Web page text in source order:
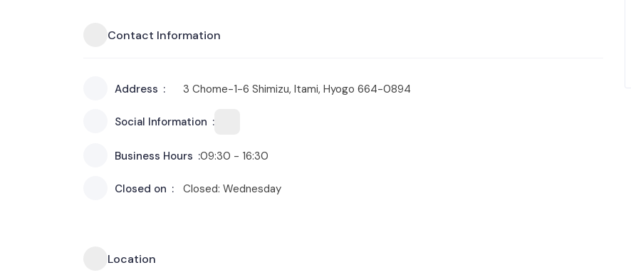
Contact Information
Address 3 Chome-1-6 Shimizu, Itami, Hyogo 664-0894
Social Information
Business Hours 09:30 - 16:30
Closed on Closed: Wednesday
Location